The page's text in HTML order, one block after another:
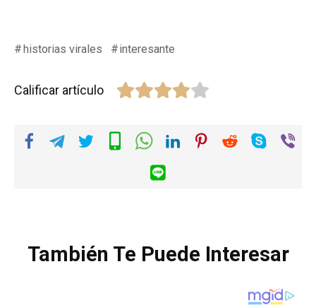
historias virales interesante
Calificar artículo
También Te Puede Interesar